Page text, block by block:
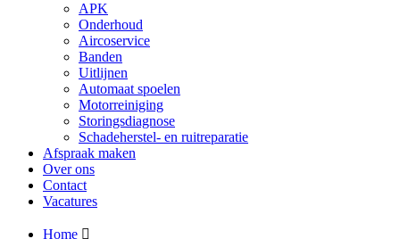
APK
Onderhoud
Aircoservice
Banden
Uitlijnen
Automaat spoelen
Motorreiniging
Storingsdiagnose
Schadeherstel- en ruitreparatie
Afspraak maken
Over ons
Contact
Vacatures
Home